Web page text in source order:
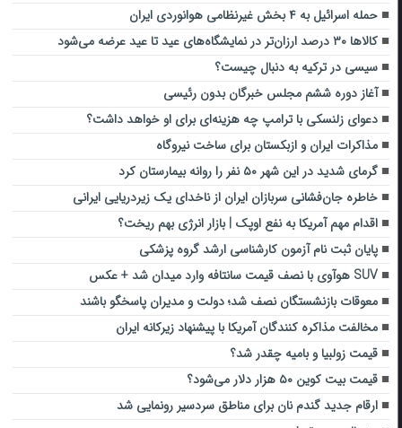
حمله اسرائیل به ۴ بخش غیرنظامی هوانوردی ایران
کالاها ۳۰ درصد ارزان‌تر در نمایشگاه‌های عید تا عید عرضه می‌شود
سیسی در ترکیه به دنبال چیست؟
آغاز دوره ششم مجلس خبرگان بدون رئیسی
دعوای زلنسکی با ترامپ چه هزینه‌ای برای او خواهد داشت؟
مذاکرات ایران و ازبکستان برای ساخت نیروگاه
گرمای شدید در این شهر ۵۰ نفر را روانه بیمارستان کرد
خاطره جان‌فشانی سربازان ایران از ناخدای یک زیردریایی ایرانی
اقدام مهم آمریکا به نفع اوپک | بازار انرژی بهم ریخت؟
پایان ثبت نام آزمون کارشناسی ارشد گروه پزشکی
SUV هوآوی با نصف قیمت سانتافه وارد میدان شد + عکس
معوقات بازنشستگان نصف شد؛ دولت و مدیران پاسخگو باشند
مخالفت مذاکره‌ کنندگان آمریکا با پیشنهاد زیرکانه ایران
قیمت زولبیا و بامیه چقدر شد؟
قیمت بیت کوین ۵۰ هزار دلار می‌شود؟
ارقام جدید گندم نان برای مناطق سردسیر رونمایی شد